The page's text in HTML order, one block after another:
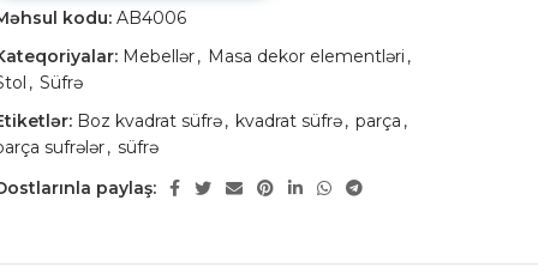
kodu: AB4006
Mebellər, Masa dekor elementləri ,
, Süfrə
Boz kvadrat süfrə, kvadrat süfrə, parça ,
sufrələr, süfrə
paylaş: